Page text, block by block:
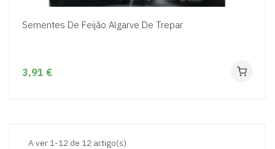
Sementes De Feijão Algarve De Trepar
3,91 €
A ver 1-12 de 12 artigo(s)